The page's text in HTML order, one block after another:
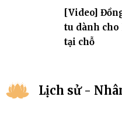
[Video]
tu dành cho
tại chỗ
Lịch sử -